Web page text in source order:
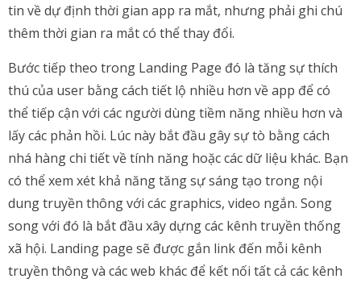
tin về dự định thời gian app ra mắt, nhưng phải ghi chú
thêm thời gian ra mắt có thể thay đổi.
Bước tiếp theo trong Landing Page đó là tăng sự thích
thú của user bằng cách tiết lộ nhiều hơn về app để có
thể tiếp cận với các người dùng tiềm năng nhiều hơn và
lấy các phản hồi. Lúc này bắt đầu gây sự tò bằng cách
nhá hàng chi tiết về tính năng hoặc các dữ liệu khác. Bạn
có thể xem xét khả năng tăng sự sáng tạo trong nội
dung truyền thông với các graphics, video ngắn. Song
song với đó là bắt đầu xây dựng các kênh truyền thống
xã hội. Landing page sẽ được gắn link đến mỗi kênh
truyền thông và các web khác để kết nối tất cả các kênh